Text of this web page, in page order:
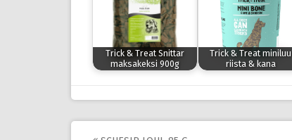
Trick & Treat Snittar
maksakeksi 900g
Trick & Treat miniluu
riista & kana